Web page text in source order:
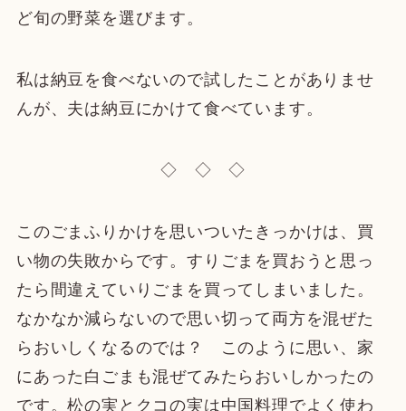
ど旬の野菜を選びます。
私は納豆を食べないので試したことがありませ
んが、夫は納豆にかけて食べています。
◇ ◇ ◇
このごまふりかけを思いついたきっかけは、買
い物の失敗からです。すりごまを買おうと思っ
たら間違えていりごまを買ってしまいました。
なかなか減らないので思い切って両方を混ぜた
らおいしくなるのでは？ このように思い、家
にあった白ごまも混ぜてみたらおいしかったの
です。松の実とクコの実は中国料理でよく使わ